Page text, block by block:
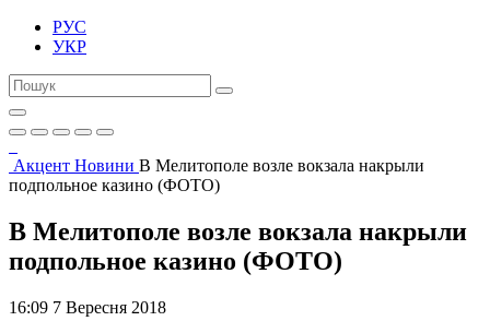
РУС
УКР
Акцент Новини В Мелитополе возле вокзала накрыли
подпольное казино (ФОТО)
В Мелитополе возле вокзала накрыли
подпольное казино (ФОТО)
16:09 7 Вересня 2018